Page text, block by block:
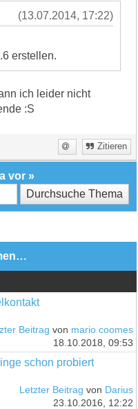
(13.07.2014, 17:22)
erstellen.
ich leider nicht
:S
Zitieren
vor »
Beitrag von mario coomes
18.10.2018, 09:53
schon probiert
Letzter Beitrag von Darius
23.10.2016, 12:22